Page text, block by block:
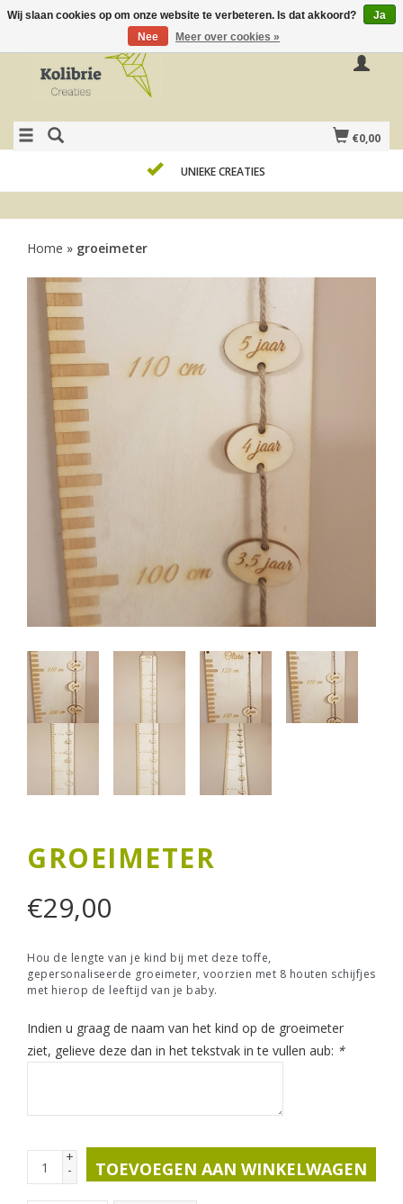
€0,00
UNIEKE CREATIES
Home » groeimeter
GROEIMETER
€29,00
Hou de lengte van je kind bij met deze toffe,
gepersonaliseerde groeimeter, voorzien met 8 houten schijfjes
met hierop de leeftijd van je baby.
Indien u graag de naam van het kind op de groeimeter
ziet, gelieve deze dan in het tekstvak in te vullen aub: *
+
- TOEVOEGEN AAN WINKELWAGEN
Wij slaan cookies op om onze website te verbeteren. Is dat akkoord?
Ja
Nee
Meer over cookies »